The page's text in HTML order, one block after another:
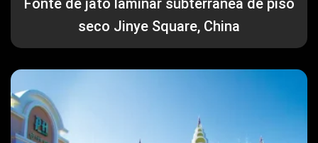
Fonte de jato laminar subterrânea de piso
seco Jinye Square, China